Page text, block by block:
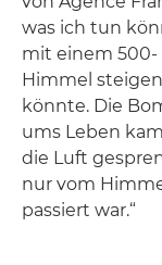
was ich tun
mit einem 500-
Himmel
könnte. Die
ums Leben
die Luft
nur vom
passiert war.“